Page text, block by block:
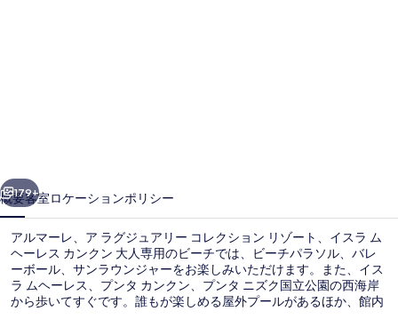
グ
ジ
ュ
ア
リ
次へ
179+
概要客室ロケーションポリシー
アルマーレ、ア ラグジュアリー コレクション リゾート、イスラ ム
ヘーレス カンクン 大人専用のビーチでは、ビーチパラソル、バレ
ーボール、サンラウンジャーをお楽しみいただけます。また、イス
ラ ムヘーレス、プンタ カンクン、プンタ ニズク国立公園の西海岸
から歩いてすぐです。誰もが楽しめる屋外プールがあるほか、館内